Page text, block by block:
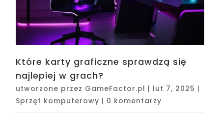
Które karty graficzne sprawdzą się
najlepiej w grach?
utworzone przez GameFactor.pl | lut 7, 2025 |
Sprzęt komputerowy | 0 komentarzy